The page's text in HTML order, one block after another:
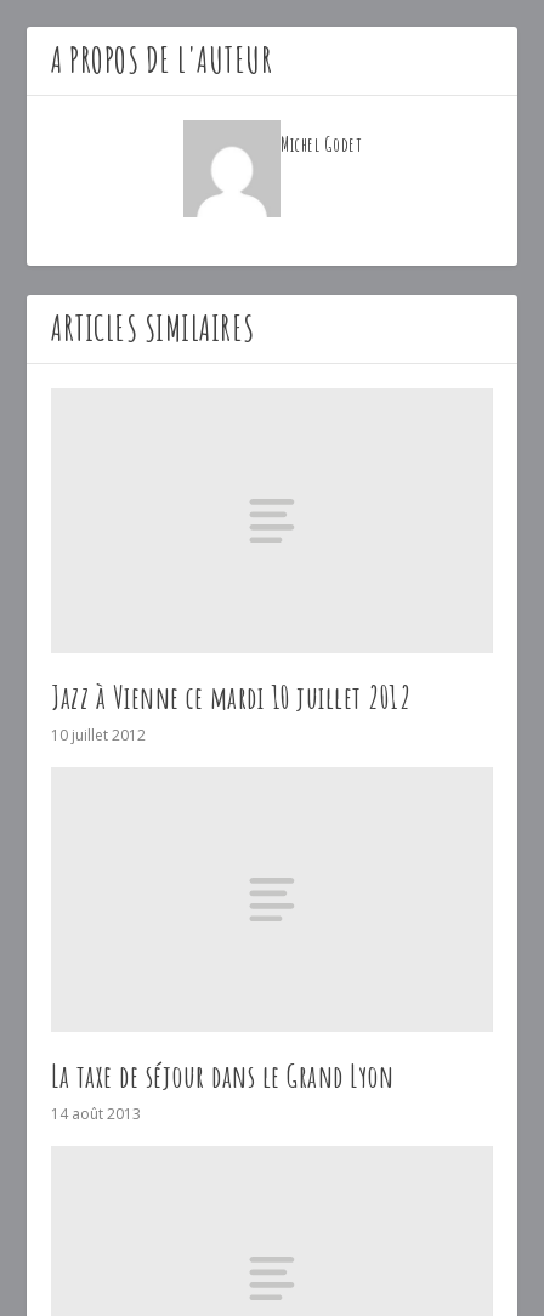
A PROPOS DE L'AUTEUR
Michel Godet
ARTICLES SIMILAIRES
Jazz à Vienne ce mardi 10 juillet 2012
10 juillet 2012
La taxe de séjour dans le Grand Lyon
14 août 2013